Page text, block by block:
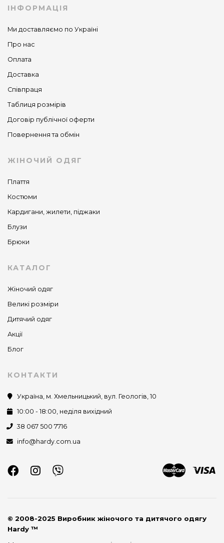
ІНФОРМАЦІЯ
Ми доставляємо по Україні
Про нас
Оплата
Доставка
Співпраця
Таблиця розмірів
Договір публічної оферти
Повернення та обмін
ЖІНОЧИЙ ОДЯГ
Плаття
Костюми
Кардигани, жилети, піджаки
Блузи
Брюки
КАТАЛОГ
Жіночий одяг
Великі розміри
Дитячий одяг
Акції
Блог
КОНТАКТИ
Україна, м. Хмельницький, вул. Геологів, 10
10:00 - 18:00, неділя вихідний
38 067 500 7716
info@hardy.com.ua
© 2008-2025 Виробник жіночого та дитячого одягу
Hardy ™